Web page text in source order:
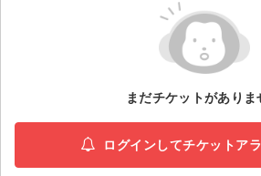
ライブ・コンサート（海外）
演劇・ミュージカル
まだチケットがありま
ログインしてチケットア